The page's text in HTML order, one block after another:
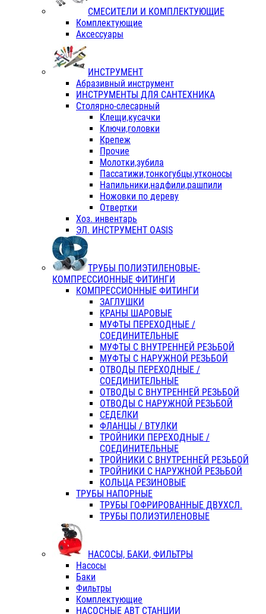
СМЕСИТЕЛИ И КОМПЛЕКТУЮЩИЕ
Комплектующие
Аксессуары
ИНСТРУМЕНТ
Абразивный инструмент
ИНСТРУМЕНТЫ ДЛЯ САНТЕХНИКА
Столярно-слесарный
Клещи,кусачки
Ключи,головки
Крепеж
Прочие
Молотки,зубила
Пассатижи,тонкогубцы,утконосы
Напильники,надфили,рашпили
Ножовки по дереву
Отвертки
Хоз. инвентарь
ЭЛ. ИНСТРУМЕНТ OASIS
ТРУБЫ ПОЛИЭТИЛЕНОВЫЕ-
КОМПРЕССИОННЫЕ ФИТИНГИ
КОМПРЕССИОННЫЕ ФИТИНГИ
ЗАГЛУШКИ
КРАНЫ ШАРОВЫЕ
МУФТЫ ПЕРЕХОДНЫЕ /
СОЕДИНИТЕЛЬНЫЕ
МУФТЫ С ВНУТРЕННЕЙ РЕЗЬБОЙ
МУФТЫ С НАРУЖНОЙ РЕЗЬБОЙ
ОТВОДЫ ПЕРЕХОДНЫЕ /
СОЕДИНИТЕЛЬНЫЕ
ОТВОДЫ С ВНУТРЕННЕЙ РЕЗЬБОЙ
ОТВОДЫ С НАРУЖНОЙ РЕЗЬБОЙ
СЕДЕЛКИ
ФЛАНЦЫ / ВТУЛКИ
ТРОЙНИКИ ПЕРЕХОДНЫЕ /
СОЕДИНИТЕЛЬНЫЕ
ТРОЙНИКИ С ВНУТРЕННЕЙ РЕЗЬБОЙ
ТРОЙНИКИ С НАРУЖНОЙ РЕЗЬБОЙ
КОЛЬЦА РЕЗИНОВЫЕ
ТРУБЫ НАПОРНЫЕ
ТРУБЫ ГОФРИРОВАННЫЕ ДВУХСЛ.
ТРУБЫ ПОЛИЭТИЛЕНОВЫЕ
НАСОСЫ, БАКИ, ФИЛЬТРЫ
Насосы
Баки
Фильтры
Комплектующие
НАСОСНЫЕ АВТ СТАНЦИИ